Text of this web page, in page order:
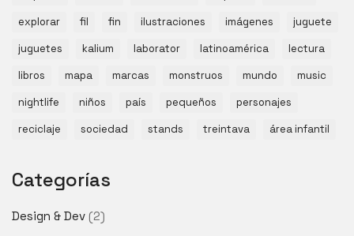
explorar
fil fin ilustraciones imágenes
juguete
juguetes
kalium laborator latinoamérica
lectura
libros
mapa marcas monstruos mundo
music
nightlife
niños país pequeños
personajes
reciclaje
sociedad stands treintava área infantil
Categorías
Design & Dev (2)